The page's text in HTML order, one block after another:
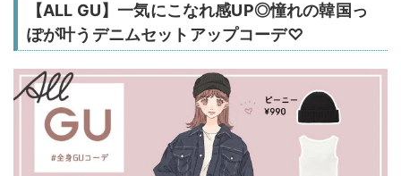
【ALL GU】一気にこなれ感UP◎憧れの韓国っ
ぽが叶うデニムセットアップコーデ♡